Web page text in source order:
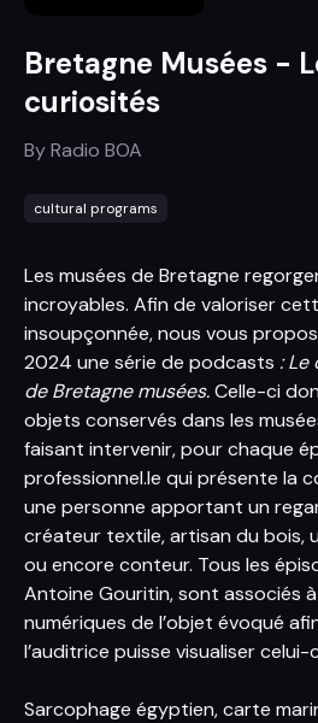
Bretagne Musées -
curiosités
ByRadio BOA
cultural programs
Les musées de Bretagne
incroyables. Afin de valoriser
insoupçonnée, nous vous
2024 une série de podcasts :
de Bretagne musées.Celle-ci
objets conservés dans les
faisant intervenir, pour chaque
professionnel.le qui présente la
une personne apportant un
créateur textile, artisan du bois,
ou encore conteur. Tous les
Antoine Gouritin, sont associés
numériques de l’objet évoqué
l’auditrice puisse visualiser celui-
Sarcophage égyptien, carte